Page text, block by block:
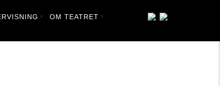
OM TEATRET